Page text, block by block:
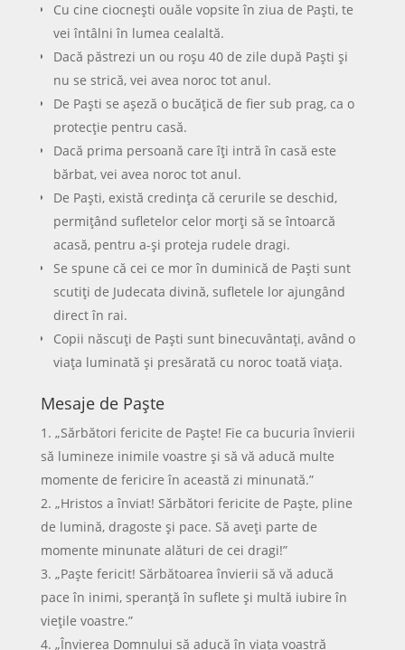
Cu cine ciocneşti ouăle vopsite în ziua de Paşti, te
vei întâlni în lumea cealaltă.
Dacă păstrezi un ou roşu 40 de zile după Paşti şi
nu se strică, vei avea noroc tot anul.
De Paşti se aşeză o bucăţică de fier sub prag, ca o
protecţie pentru casă.
Dacă prima persoană care îţi intră în casă este
bărbat, vei avea noroc tot anul.
De Paşti, există credinţa că cerurile se deschid,
permiţând sufletelor celor morţi să se întoarcă
acasă, pentru a-şi proteja rudele dragi.
Se spune că cei ce mor în duminică de Paşti sunt
scutiţi de Judecata divină, sufletele lor ajungând
direct în rai.
Copii născuţi de Paşti sunt binecuvântaţi, având o
viaţa luminată şi presărată cu noroc toată viaţa.
Mesaje de Paște
„Sărbători fericite de Paște! Fie ca bucuria învierii
să lumineze inimile voastre și să vă aducă multe
momente de fericire în această zi minunată.”
„Hristos a înviat! Sărbători fericite de Paște, pline
de lumină, dragoste și pace. Să aveți parte de
momente minunate alături de cei dragi!”
„Paște fericit! Sărbătoarea învierii să vă aducă
pace în inimi, speranță în suflete și multă iubire în
viețile voastre.”
„Învierea Domnului să aducă în viața voastră